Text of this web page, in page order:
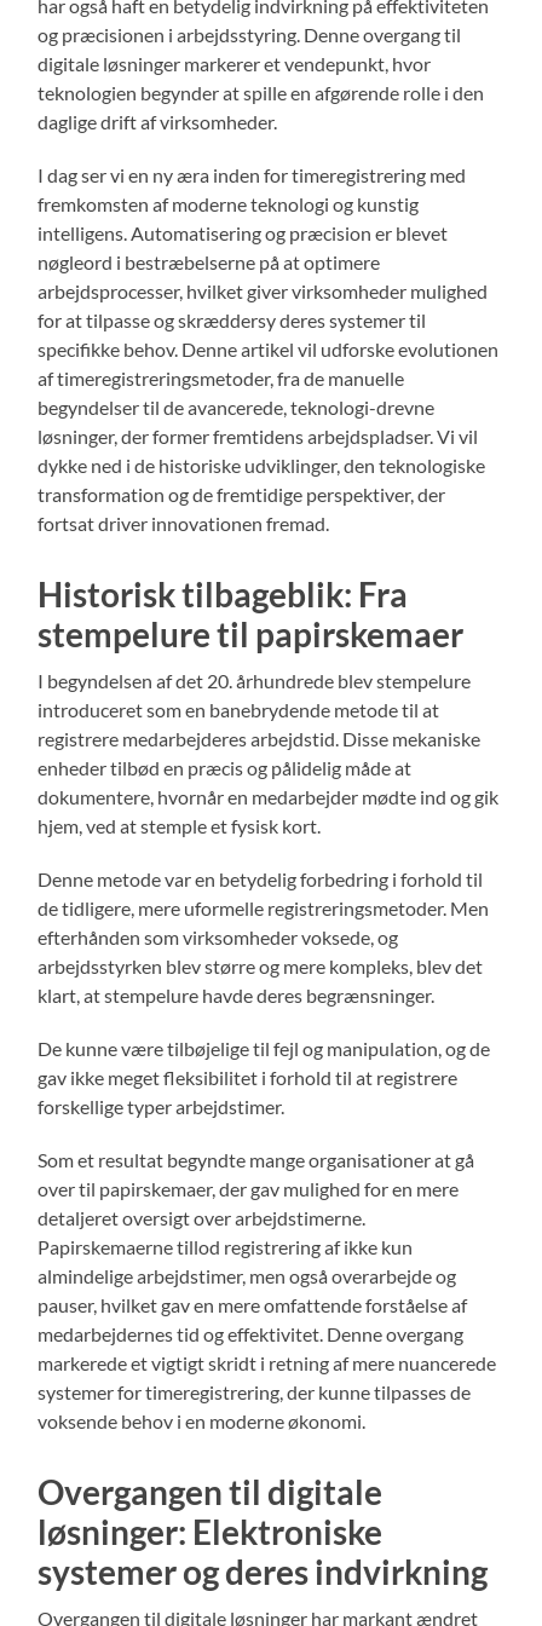
har også haft en betydelig indvirkning på effektiviteten
og præcisionen i arbejdsstyring. Denne overgang til
digitale løsninger markerer et vendepunkt, hvor
teknologien begynder at spille en afgørende rolle i den
daglige drift af virksomheder.
I dag ser vi en ny æra inden for timeregistrering med
fremkomsten af moderne teknologi og kunstig
intelligens. Automatisering og præcision er blevet
nøgleord i bestræbelserne på at optimere
arbejdsprocesser, hvilket giver virksomheder mulighed
for at tilpasse og skræddersy deres systemer til
specifikke behov. Denne artikel vil udforske evolutionen
af timeregistreringsmetoder, fra de manuelle
begyndelser til de avancerede, teknologi-drevne
løsninger, der former fremtidens arbejdspladser. Vi vil
dykke ned i de historiske udviklinger, den teknologiske
transformation og de fremtidige perspektiver, der
fortsat driver innovationen fremad.
Historisk tilbageblik: Fra
stempelure til papirskemaer
I begyndelsen af det 20. århundrede blev stempelure
introduceret som en banebrydende metode til at
registrere medarbejderes arbejdstid. Disse mekaniske
enheder tilbød en præcis og pålidelig måde at
dokumentere, hvornår en medarbejder mødte ind og gik
hjem, ved at stemple et fysisk kort.
Denne metode var en betydelig forbedring i forhold til
de tidligere, mere uformelle registreringsmetoder. Men
efterhånden som virksomheder voksede, og
arbejdsstyrken blev større og mere kompleks, blev det
klart, at stempelure havde deres begrænsninger.
De kunne være tilbøjelige til fejl og manipulation, og de
gav ikke meget fleksibilitet i forhold til at registrere
forskellige typer arbejdstimer.
Som et resultat begyndte mange organisationer at gå
over til papirskemaer, der gav mulighed for en mere
detaljeret oversigt over arbejdstimerne.
Papirskemaerne tillod registrering af ikke kun
almindelige arbejdstimer, men også overarbejde og
pauser, hvilket gav en mere omfattende forståelse af
medarbejdernes tid og effektivitet. Denne overgang
markerede et vigtigt skridt i retning af mere nuancerede
systemer for timeregistrering, der kunne tilpasses de
voksende behov i en moderne økonomi.
Overgangen til digitale
løsninger: Elektroniske
systemer og deres indvirkning
Overgangen til digitale løsninger har markant ændret